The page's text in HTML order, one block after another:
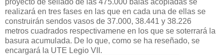
realizará en tres fases en las que en cada una de ellas se
construirán sendos vasos de 37.000, 38.441 y 38.226
metros cuadrados respectivamene en los que se soterrará la
basura acumulada. De lo que, como se ha reseñado, se
encargará la UTE Legio VII.